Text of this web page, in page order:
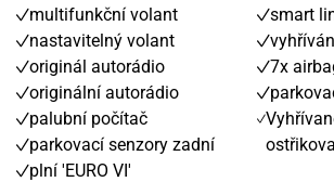
multifunkční volant
nastavitelný volant
originál autorádio
originální autorádio
palubní počítač
parkovací senzory zadní
plní 'EURO VI'
smart
7x